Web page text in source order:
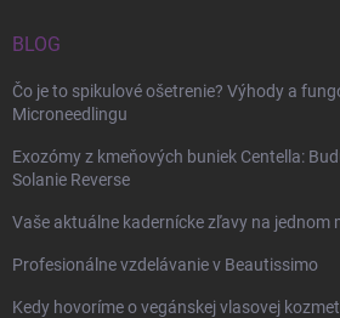
BLOG
Čo je to spikulové ošetrenie? Výhody a
Microneedlingu
Exozómy z kmeňových buniek Centella:
Solanie Reverse
Vaše aktuálne kadernícke zľavy na jednom
Profesionálne vzdelávanie v Beautissimo
Kedy hovoríme o vegánskej vlasovej